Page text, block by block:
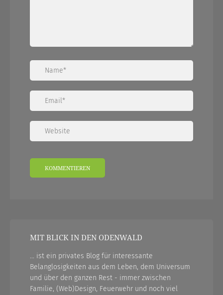
MIT BLICK IN DEN ODENWALD
... ist ein privates Blog für interessante
Belanglosigkeiten aus dem Leben, dem Universum
und über den ganzen Rest - immer zwischen
Familie, (Web)Design, Feuerwehr und noch viel